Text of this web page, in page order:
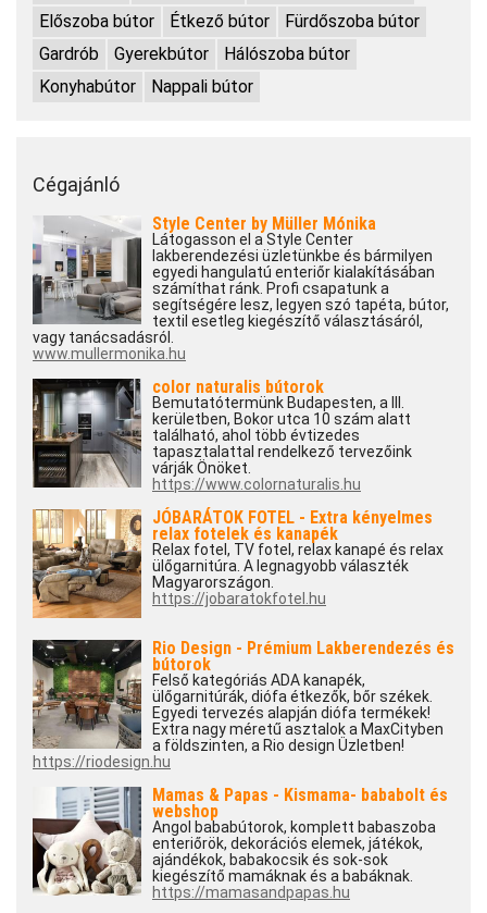
Előszoba bútor
Étkező bútor
Fürdőszoba bútor
Gardrób
Gyerekbútor
Hálószoba bútor
Konyhabútor
Nappali bútor
Cégajánló
Style Center by Müller Mónika
Látogasson el a Style Center
lakberendezési üzletünkbe és bármilyen
egyedi hangulatú enteriőr kialakításában
számíthat ránk. Profi csapatunk a
segítségére lesz, legyen szó tapéta, bútor,
textil esetleg kiegészítő választásáról,
vagy tanácsadásról.
www.mullermonika.hu
color naturalis bútorok
Bemutatótermünk Budapesten, a III.
kerületben, Bokor utca 10 szám alatt
található, ahol több évtizedes
tapasztalattal rendelkező tervezőink
várják Önöket.
https://www.colornaturalis.hu
JÓBARÁTOK FOTEL - Extra kényelmes
relax fotelek és kanapék
Relax fotel, TV fotel, relax kanapé és relax
ülőgarnitúra. A legnagyobb választék
Magyarországon.
https://jobaratokfotel.hu
Rio Design - Prémium Lakberendezés és
bútorok
Felső kategóriás ADA kanapék,
ülőgarnitúrák, diófa étkezők, bőr székek.
Egyedi tervezés alapján diófa termékek!
Extra nagy méretű asztalok a MaxCityben
a földszinten, a Rio design Üzletben!
https://riodesign.hu
Mamas & Papas - Kismama- bababolt és
webshop
Angol bababútorok, komplett babaszoba
enteriőrök, dekorációs elemek, játékok,
ajándékok, babakocsik és sok-sok
kiegészítő mamáknak és a babáknak.
https://mamasandpapas.hu